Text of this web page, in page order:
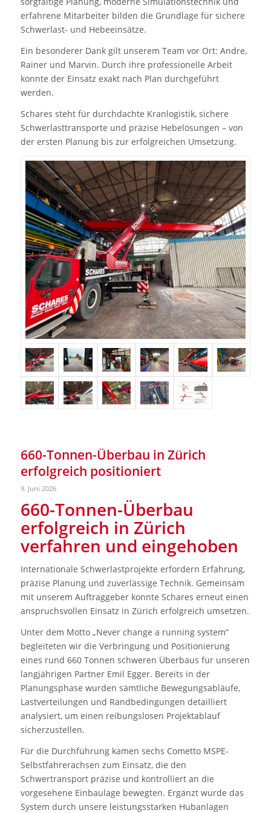
erfahrene Mitarbeiter bilden die Grundlage für sichere
Schwerlast- und Hebeeinsätze.
Ein besonderer Dank gilt unserem Team vor Ort: Andre,
Rainer und Marvin. Durch ihre professionelle Arbeit
konnte der Einsatz exakt nach Plan durchgeführt
werden.
Schares steht für durchdachte Kranlogistik, sichere
Schwerlasttransporte und präzise Hebelösungen – von
der ersten Planung bis zur erfolgreichen Umsetzung.
660-Tonnen-Überbau in Zürich
erfolgreich positioniert
9. Juni 2026
660-Tonnen-Überbau
erfolgreich in Zürich
verfahren und eingehoben
Internationale Schwerlastprojekte erfordern Erfahrung,
präzise Planung und zuverlässige Technik. Gemeinsam
mit unserem Auftraggeber konnte Schares erneut einen
anspruchsvollen Einsatz in Zürich erfolgreich umsetzen.
Unter dem Motto „Never change a running system“
begleiteten wir die Verbringung und Positionierung
eines rund 660 Tonnen schweren Überbaus für unseren
langjährigen Partner Emil Egger. Bereits in der
Planungsphase wurden sämtliche Bewegungsabläufe,
Lastverteilungen und Randbedingungen detailliert
analysiert, um einen reibungslosen Projektablauf
sicherzustellen.
Für die Durchführung kamen sechs Cometto MSPE-
Selbstfahrerachsen zum Einsatz, die den
Schwertransport präzise und kontrolliert an die
vorgesehene Einbaulage bewegten. Ergänzt wurde das
System durch unsere leistungsstarken Hubanlagen